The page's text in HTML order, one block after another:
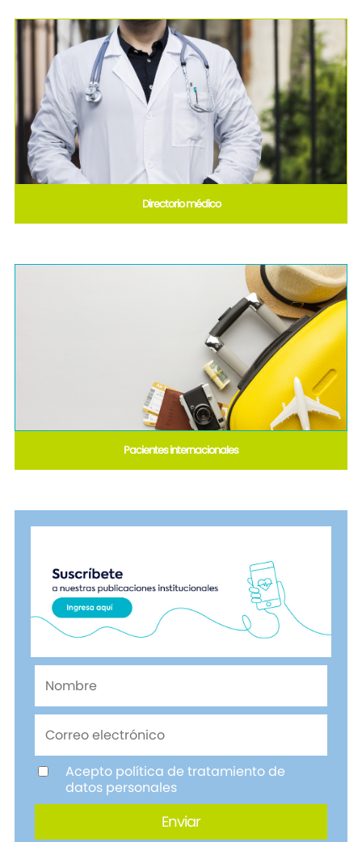
Directorio médico
Pacientes internacionales
Acepto política de tratamiento de
datos personales